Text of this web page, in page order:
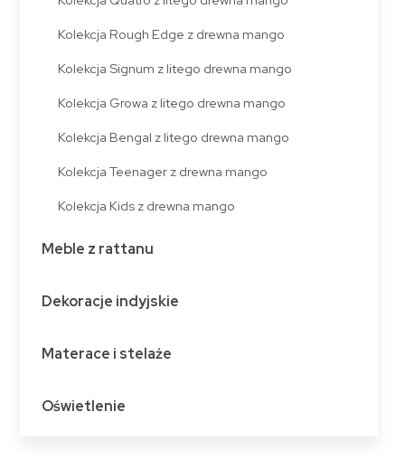
Kolekcja Rough Edge z drewna mango
Kolekcja Signum z litego drewna mango
Kolekcja Growa z litego drewna mango
Kolekcja Bengal z litego drewna mango
Kolekcja Teenager z drewna mango
Kolekcja Kids z drewna mango
Meble z rattanu
Dekoracje indyjskie
Materace i stelaże
Oświetlenie